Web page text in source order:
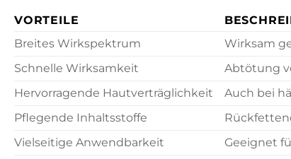
VORTEILE
Breites Wirkspektrum
Wirksam
Schnelle Wirksamkeit
Abtötung
Hervorragende Hautverträglichkeit
Auch bei
Pflegende Inhaltsstoffe
Vielseitige Anwendbarkeit
Geeignet